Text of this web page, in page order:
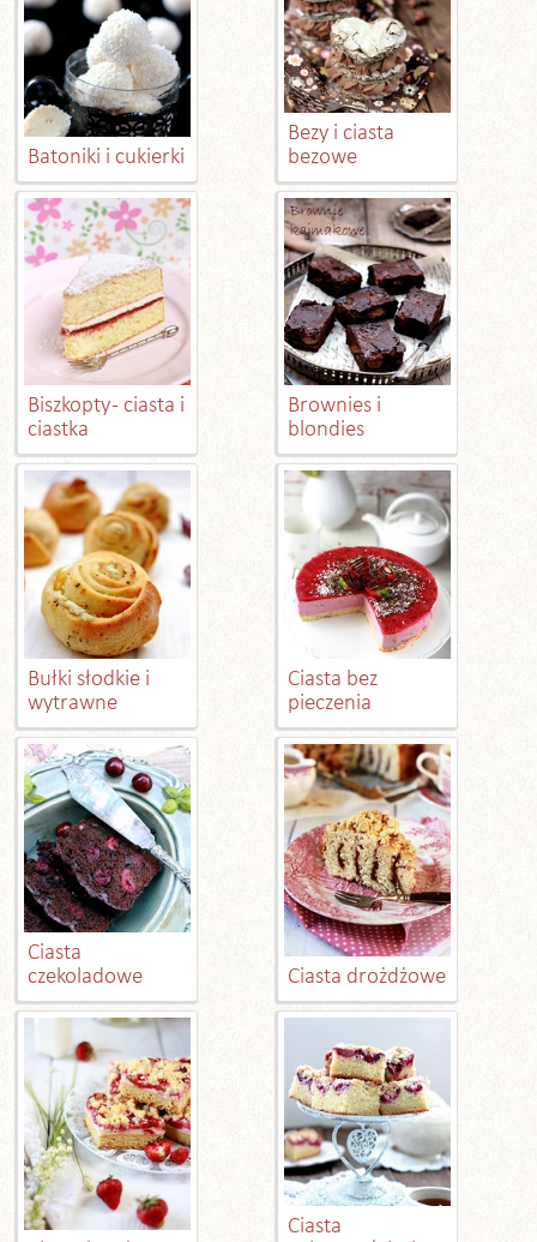
Batoniki i cukierki
Bezy i ciasta
bezowe
Biszkopty - ciasta i
ciastka
Brownies i
blondies
Bułki słodkie i
wytrawne
Ciasta bez
pieczenia
Ciasta
czekoladowe
Ciasta drożdżowe
Ciasta